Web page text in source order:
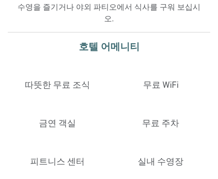
수영을 즐기거나 야외 파티오에서 식사를 구워 보십시
오.
호텔 어메니티
따뜻한 무료 조식 무료 WiFi
금연 객실 무료 주차
피트니스 센터 실내 수영장